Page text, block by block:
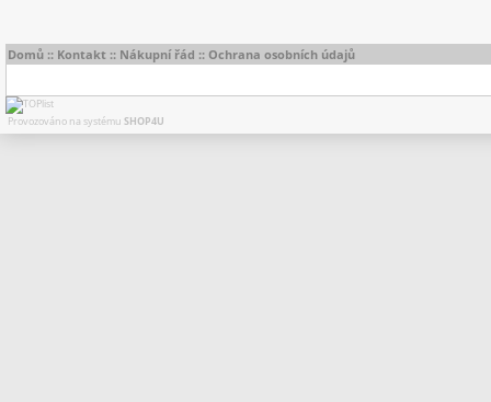
Domů :: Kontakt :: Nákupní řád :: Ochrana osobních údajů
Provozováno na systému SHOP4U